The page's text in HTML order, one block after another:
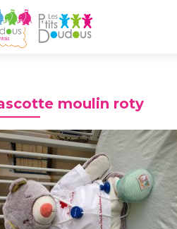
moulin roty